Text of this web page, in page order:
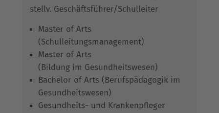
stellv. Geschäftsführer/Schulleiter
Master of Arts
(Schulleitungsmanagement)
Master of Arts
(Bildung im Gesundheitswesen)
Bachelor of Arts (Berufspädagogik im
Gesundheitswesen)
Gesundheits- und Krankenpfleger